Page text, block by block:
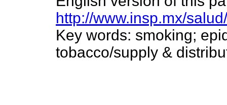
http://www.insp.mx/
Key words: smoking;
tobacco/supply &